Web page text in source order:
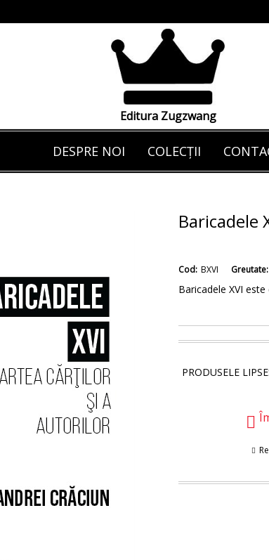
Editura Zugzwang
DESPRE NOI COLECȚII
Baricadele
Cod: BXVI Greutate:
Baricadele XVI
PRODUSELE